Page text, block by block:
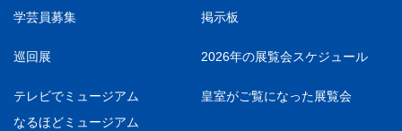
学芸員募集
掲示板
巡回展 2026年の展覧会スケジュール
テレビでミュージアム
皇室がご覧になった展覧会
なるほどミュージアム